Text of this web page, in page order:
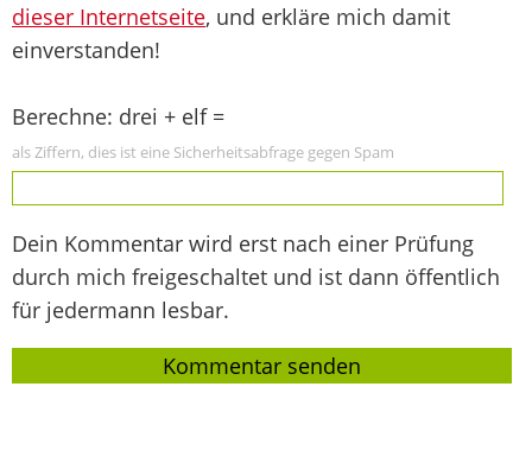
dieser Internetseite, und erkläre mich damit
einverstanden!
Berechne: drei + elf =
als Ziffern, dies ist eine Sicherheitsabfrage gegen Spam
Dein Kommentar wird erst nach einer Prüfung
durch mich freigeschaltet und ist dann öffentlich
für jedermann lesbar.